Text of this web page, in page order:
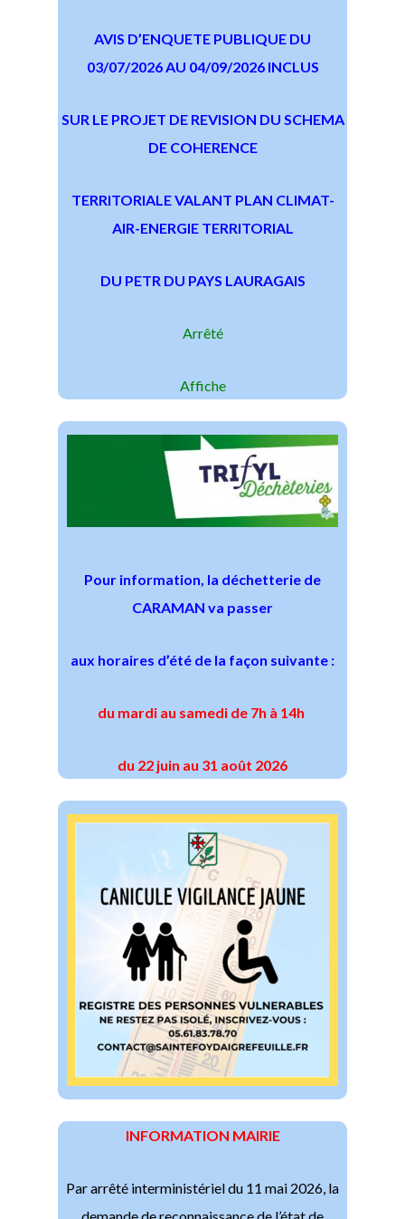
AVIS D’ENQUETE PUBLIQUE DU
03/07/2026 AU 04/09/2026 INCLUS
SUR LE PROJET DE REVISION DU SCHEMA
DE COHERENCE
TERRITORIALE VALANT PLAN CLIMAT-
AIR-ENERGIE TERRITORIAL
DU PETR DU PAYS LAURAGAIS
Arrêté
Affiche
Pour information, la déchetterie de
CARAMAN va passer
aux horaires d’été de la façon suivante :
du mardi au samedi de 7h à 14h
du 22 juin au 31 août 2026
INFORMATION MAIRIE
Par arrêté interministériel du 11 mai 2026, la